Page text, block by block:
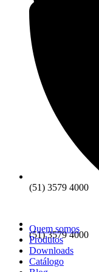
(51) 3579 4000
(51) 3579 4000
Quem somos
Produtos
Downloads
Catálogo